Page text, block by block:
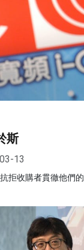
斯
13
拒收購者貫徹他們